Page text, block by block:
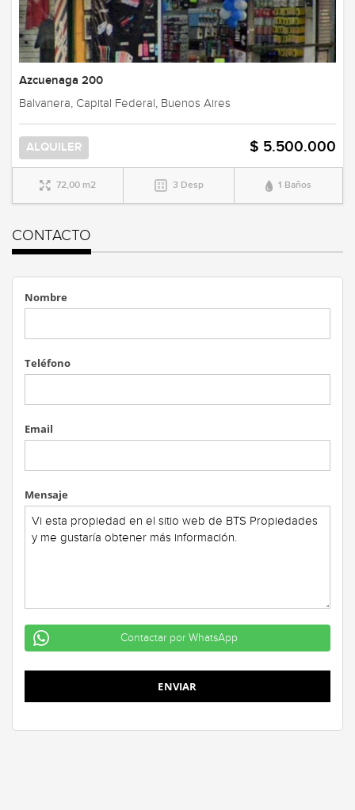
Azcuenaga 200
Balvanera, Capital Federal, Buenos Aires
ALQUILER $ 5.500.000
72,00 m2 3 Desp 1 Baños
CONTACTO
Nombre
Teléfono
Email
Mensaje
Contactar por WhatsApp